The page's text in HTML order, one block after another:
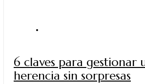
6 claves para gestionar
herencia sin sorpresas